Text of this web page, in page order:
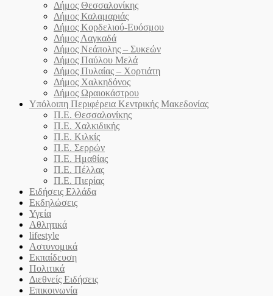
Δήμος Θεσσαλονίκης
Δήμος Καλαμαριάς
Δήμος Κορδελιού-Ευόσμου
Δήμος Λαγκαδά
Δήμος Νεάπολης – Συκεών
Δήμος Παύλου Μελά
Δήμος Πυλαίας – Χορτιάτη
Δήμος Χαλκηδόνος
Δήμος Ωραιοκάστρου
Υπόλοιπη Περιφέρεια Κεντρικής Μακεδονίας
Π.Ε. Θεσσαλονίκης
Π.Ε. Χαλκιδικής
Π.Ε. Κιλκίς
Π.Ε. Σερρών
Π.Ε. Ημαθίας
Π.Ε. Πέλλας
Π.Ε. Πιερίας
Ειδήσεις Ελλάδα
Εκδηλώσεις
Υγεία
Αθλητικά
lifestyle
Αστυνομικά
Εκπαίδευση
Πολιτικά
Διεθνείς Ειδήσεις
Επικοινωνία